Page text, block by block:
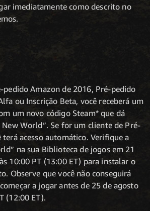
imediatamente como descrito no
pedido Amazon de 2016, Pré-pedido
ou Inscrição Beta, você receberá um
um novo código Steam* que dá
New World”. Se for um cliente de Pré-
terá acesso automático. Verifique a
na sua Biblioteca de jogos em 21
10:00 PT (13:00 ET) para instalar o
Observe que você não conseguirá
a jogar antes de 25 de agosto
(12:00 ET).